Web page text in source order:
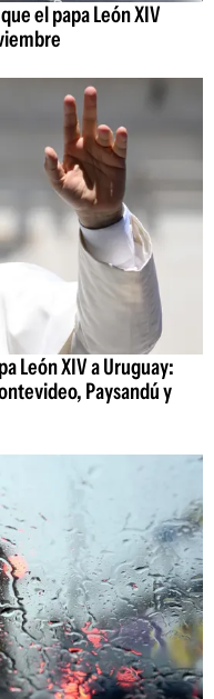
el papa León XIV
León XIV a Uruguay:
Paysandú y